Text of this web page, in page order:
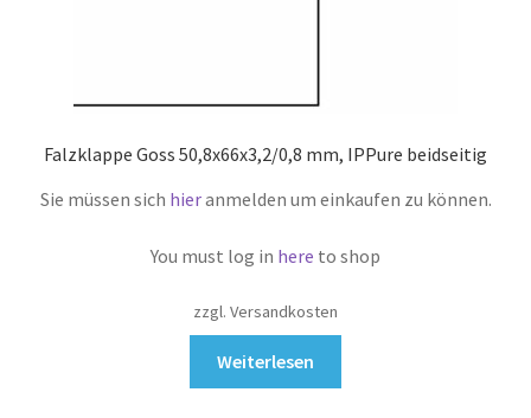
Falzklappe Goss 50,8x66x3,2/0,8 mm, IPPure beidseitig
Sie müssen sich hieranmelden um einkaufen zu können.
You must log in here to shop
zzgl. Versandkosten
Weiterlesen